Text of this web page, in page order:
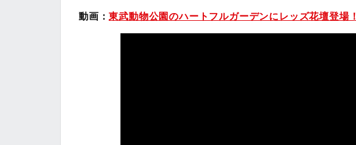
動画：東武動物公園のハートフルガーデンにレッズ花壇登場！